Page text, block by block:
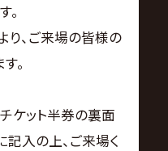
。
り、ご来場の皆様の
。
ケット半券の裏面
記入の上、ご来場く